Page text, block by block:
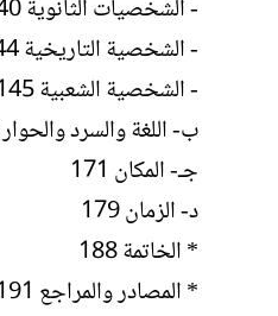
- الشخصيات الثانوية 140
- الشخصية التاريخية 144
- الشخصية الشعبية 145
ب- اللغة والسرد والحوار 146
جـ- المكان 171
د- الزمان 179
* الخاتمة 188
* المصادر والمراجع 191